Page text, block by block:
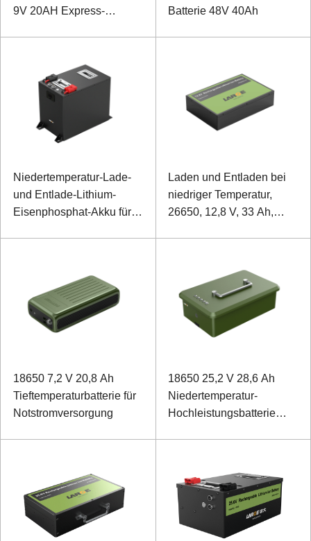
9V 20AH Express-
Batterie 48V 40Ah
Niedertemperatur-Lade-
und Entlade-Lithium-
Eisenphosphat-Akku für
Laden und Entladen bei
niedriger Temperatur,
26650, 12,8 V, 33 Ah,
18650 7,2 V 20,8 Ah
Tieftemperaturbatterie für
Notstromversorgung
18650 25,2 V 28,6 Ah
Niedertemperatur-
Hochleistungsbatterie